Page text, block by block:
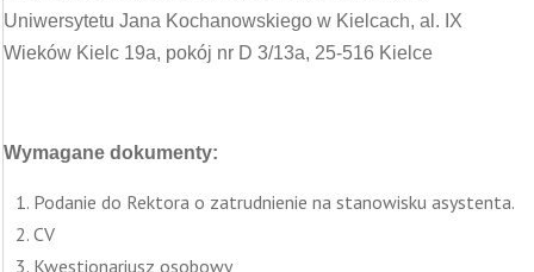
Uniwersytetu Jana Kochanowskiego w Kielcach, al. IX
Wieków Kielc 19a, pokój nr D 3/13a, 25-516 Kielce
Wymagane dokumenty:
Podanie do Rektora o zatrudnienie na stanowisku asystenta.
CV
Kwestionariusz osobowy